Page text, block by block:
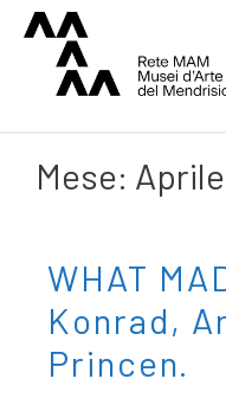
Mese:
WHAT
Konrad,
Princen.